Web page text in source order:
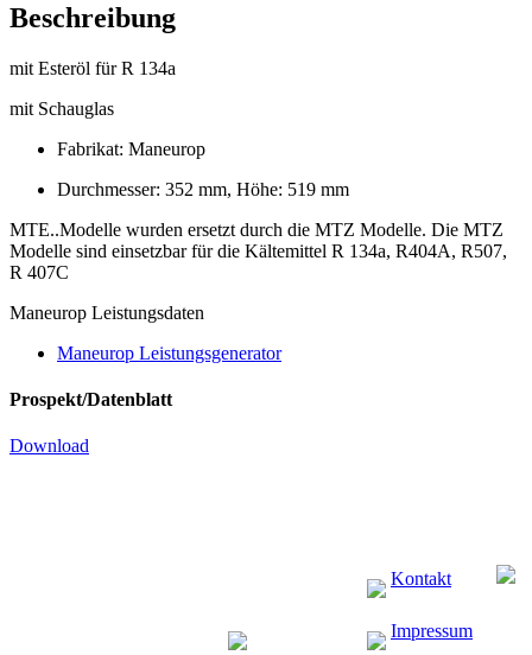
Beschreibung
mit Esteröl für R 134a
mit Schauglas
Fabrikat: Maneurop
Durchmesser: 352 mm, Höhe: 519 mm
MTE..Modelle wurden ersetzt durch die MTZ Modelle. Die MTZ
Modelle sind einsetzbar für die Kältemittel R 134a, R404A, R507,
R 407C
Maneurop Leistungsdaten
Maneurop Leistungsgenerator
Prospekt/Datenblatt
Download
Kontakt
Impressum